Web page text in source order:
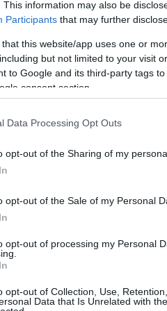
This information may also be
Participants that may further
that this website/app uses one or
but not limited to your visit
to Google and its third-party tags
consent section.
Data Processing Opt Outs
opt-out of the Sharing of my
opt-out of the Sale of my Personal
opt-out of processing my Personal
opt-out of Collection, Use,
Data that Is Unrelated with
A tér burkolati terve.forrás
térről indulva járjuk be, hogy